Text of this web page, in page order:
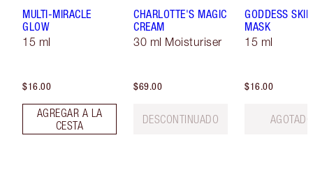
MULTI-MIRACLE
GLOW
15 ml
$16.00
AGREGAR A LA
CESTA
CHARLOTTE'S MAGIC
CREAM
30 ml Moisturiser
$69.00
DESCONTINUADO
GODDESS
MASK
15 ml
$16.00
AGOTADO